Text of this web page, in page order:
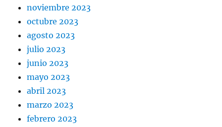
noviembre 2023
octubre 2023
agosto 2023
julio 2023
junio 2023
mayo 2023
abril 2023
marzo 2023
febrero 2023